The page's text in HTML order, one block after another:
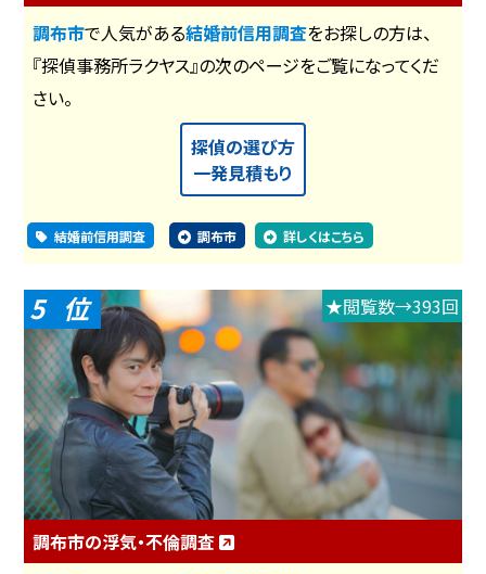
調布市で人気がある結婚前信用調査をお探しの方は、
『探偵事務所ラクヤス』の次のページをご覧になってくだ
さい。
探偵の選び方
一発見積もり
結婚前信用調査 調布市 詳しくはこちら
5 ★閲覧数→393回
調布市の浮気・不倫調査